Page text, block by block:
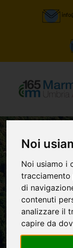
Noi
Noi usiamo i
tracciamento
di
contenuti
analizzare il
capire da